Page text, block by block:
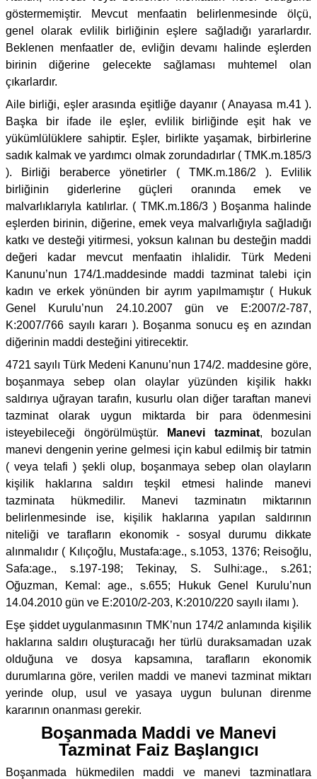
göstermemiştir. Mevcut menfaatin belirlenmesinde ölçü,
genel olarak evlilik birliğinin eşlere sağladığı yararlardır.
Beklenen menfaatler de, evliğin devamı halinde eşlerden
birinin diğerine gelecekte sağlaması muhtemel olan
çıkarlardır.
Aile birliği, eşler arasında eşitliğe dayanır ( Anayasa m.41 ).
Başka bir ifade ile eşler, evlilik birliğinde eşit hak ve
yükümlülüklere sahiptir. Eşler, birlikte yaşamak, birbirlerine
sadık kalmak ve yardımcı olmak zorundadırlar ( TMK.m.185/3
). Birliği beraberce yönetirler ( TMK.m.186/2 ). Evlilik
birliğinin giderlerine güçleri oranında emek ve
malvarlıklarıyla katılırlar. ( TMK.m.186/3 ) Boşanma halinde
eşlerden birinin, diğerine, emek veya malvarlığıyla sağladığı
katkı ve desteği yitirmesi, yoksun kalınan bu desteğin maddi
değeri kadar mevcut menfaatin ihlalidir. Türk Medeni
Kanunu’nun 174/1.maddesinde maddi tazminat talebi için
kadın ve erkek yönünden bir ayrım yapılmamıştır ( Hukuk
Genel Kurulu’nun 24.10.2007 gün ve E:2007/2-787,
K:2007/766 sayılı kararı ). Boşanma sonucu eş en azından
diğerinin maddi desteğini yitirecektir.
4721 sayılı Türk Medeni Kanunu’nun 174/2. maddesine göre,
boşanmaya sebep olan olaylar yüzünden kişilik hakkı
saldırıya uğrayan tarafın, kusurlu olan diğer taraftan manevi
tazminat olarak uygun miktarda bir para ödenmesini
isteyebileceği öngörülmüştür.
Manevi tazminat, bozulan
manevi dengenin yerine gelmesi için kabul edilmiş bir tatmin
( veya telafi ) şekli olup, boşanmaya sebep olan olayların
kişilik haklarına saldırı teşkil etmesi halinde manevi
tazminata hükmedilir. Manevi tazminatın miktarının
belirlenmesinde ise, kişilik haklarına yapılan saldırının
niteliği ve tarafların ekonomik - sosyal durumu dikkate
alınmalıdır ( Kılıçoğlu, Mustafa:age., s.1053, 1376; Reisoğlu,
Safa:age., s.197-198; Tekinay, S. Sulhi:age., s.261;
Oğuzman, Kemal: age., s.655; Hukuk Genel Kurulu’nun
14.04.2010 gün ve E:2010/2-203, K:2010/220 sayılı ilamı ).
Eşe şiddet uygulanmasının TMK’nun 174/2 anlamında kişilik
haklarına saldırı oluşturacağı her türlü duraksamadan uzak
olduğuna ve dosya kapsamına, tarafların ekonomik
durumlarına göre, verilen maddi ve manevi tazminat miktarı
yerinde olup, usul ve yasaya uygun bulunan direnme
kararının onanması gerekir.
Boşanmada Maddi ve Manevi
Tazminat Faiz Başlangıcı
Boşanmada hükmedilen maddi ve manevi tazminatlara